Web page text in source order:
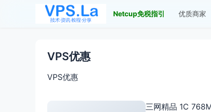
Netcup免税指引 优质商家
VPS优惠
VPS优惠
三网精品 1C